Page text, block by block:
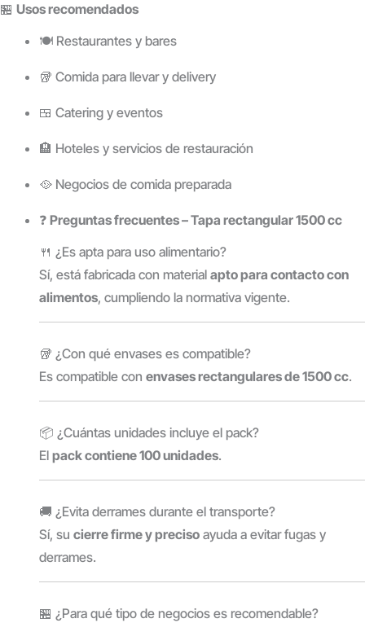
🏪 Usos recomendados
🍽️ Restaurantes y bares
🥡 Comida para llevar y delivery
🍱 Catering y eventos
🏨 Hoteles y servicios de restauración
🥘 Negocios de comida preparada
❓ Preguntas frecuentes – Tapa rectangular 1500 cc
🍴 ¿Es apta para uso alimentario?
Sí, está fabricada con material apto para contacto con
alimentos, cumpliendo la normativa vigente.
🥡 ¿Con qué envases es compatible?
Es compatible con envases rectangulares de 1500 cc.
📦 ¿Cuántas unidades incluye el pack?
El pack contiene 100 unidades.
🚚 ¿Evita derrames durante el transporte?
Sí, su cierre firme y preciso ayuda a evitar fugas y
derrames.
🏪 ¿Para qué tipo de negocios es recomendable?